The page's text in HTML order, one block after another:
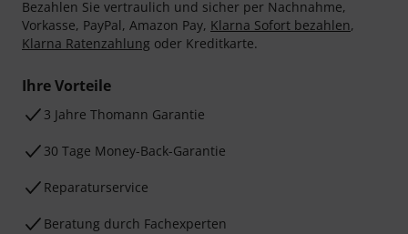
Bezahlen Sie vertraulich und sicher per Nachnahme,
Vorkasse, PayPal, Amazon Pay, Klarna Sofort bezahlen,
Klarna Ratenzahlung oder Kreditkarte.
Ihre Vorteile
3 Jahre Thomann Garantie
30 Tage Money-Back-Garantie
Reparaturservice
Beratung durch Fachexperten